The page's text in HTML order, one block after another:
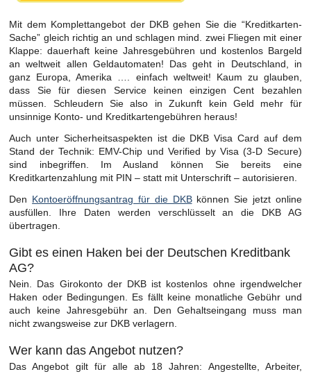
Mit dem Komplettangebot der DKB gehen Sie die “Kreditkarten-
Sache” gleich richtig an und schlagen mind. zwei Fliegen mit einer
Klappe: dauerhaft keine Jahresgebühren und kostenlos Bargeld
an weltweit allen Geldautomaten! Das geht in Deutschland, in
ganz Europa, Amerika …. einfach weltweit! Kaum zu glauben,
dass Sie für diesen Service keinen einzigen Cent bezahlen
müssen. Schleudern Sie also in Zukunft kein Geld mehr für
unsinnige Konto- und Kreditkartengebühren heraus!
Auch unter Sicherheitsaspekten ist die DKB Visa Card auf dem
Stand der Technik: EMV-Chip und Verified by Visa (3-D Secure)
sind inbegriffen. Im Ausland können Sie bereits eine
Kreditkartenzahlung mit PIN – statt mit Unterschrift – autorisieren.
Den Kontoeröffnungsantrag für die DKBkönnen Sie jetzt online
ausfüllen. Ihre Daten werden verschlüsselt an die DKB AG
übertragen.
Gibt es einen Haken bei der Deutschen Kreditbank
AG?
Nein. Das Girokonto der DKB ist kostenlos ohne irgendwelcher
Haken oder Bedingungen. Es fällt keine monatliche Gebühr und
auch keine Jahresgebühr an. Den Gehaltseingang muss man
nicht zwangsweise zur DKB verlagern.
Wer kann das Angebot nutzen?
Das Angebot gilt für alle ab 18 Jahren: Angestellte, Arbeiter,